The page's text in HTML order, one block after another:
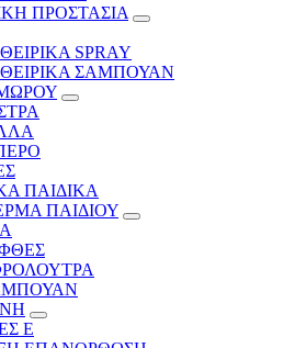
ΠΡΟΣΤΑΣΙΑ
SPRAY
ΣΑΜΠΟΥΑΝ
ΠΑΙΔΙΚΑ
ΠΑΙΔΙΟΥ
Ε